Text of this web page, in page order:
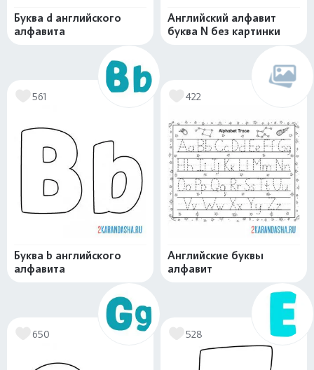
Буква d английского
алфавита
Английский алфавит
буква N без картинки
561
Буква b английского
алфавита
422
Английские буквы
алфавит
650 528